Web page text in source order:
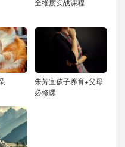
朱芳宜孩子养育+父母
必修课